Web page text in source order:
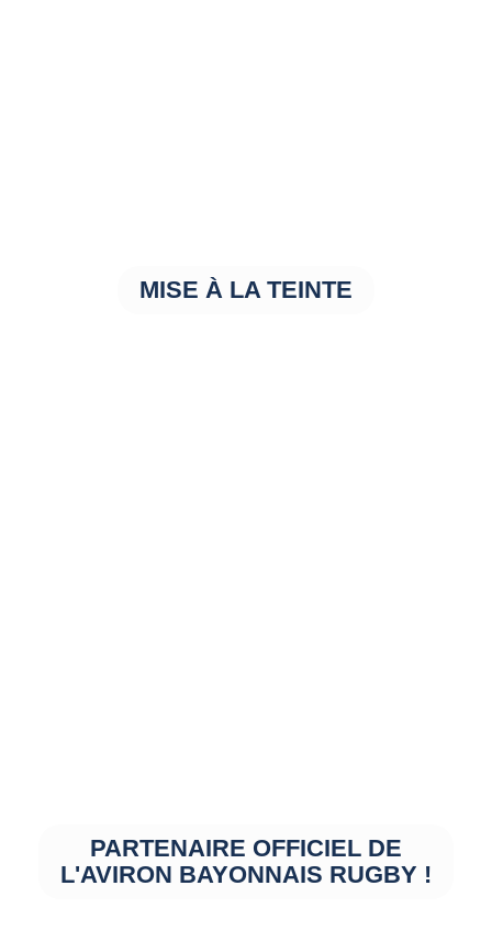
MISE À LA TEINTE
PARTENAIRE OFFICIEL DE
L'AVIRON BAYONNAIS RUGBY !